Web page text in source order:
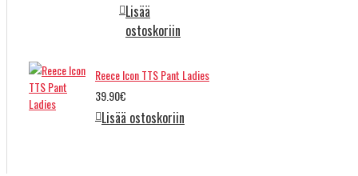
Lisää
ostoskoriin
Reece Icon TTS Pant Ladies
39.90€
Lisää ostoskoriin